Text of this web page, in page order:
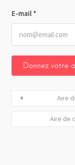
E-mail *
Aire
Aire de